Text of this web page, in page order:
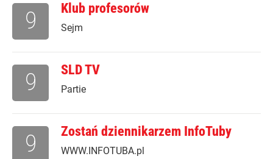
Klub profesorów
Sejm
9
SLD TV
Partie
9
Zostań dziennikarzem InfoTuby
WWW.INFOTUBA.pl
9